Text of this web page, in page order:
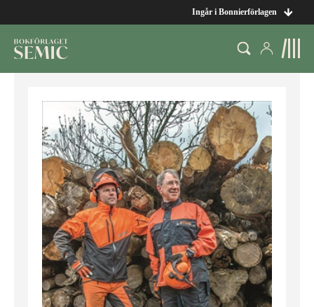
Ingår i Bonnierförlagen